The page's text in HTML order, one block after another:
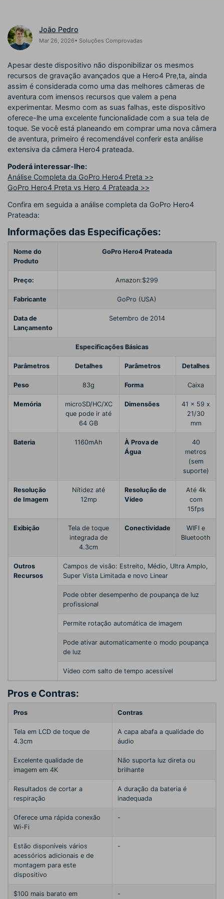
Aprenda os termos técnicos
de edição de vídeo
usuários criam com o Filmora
Hub de Criadores
Mostre sua criatividade
Criadores
Efeitos Especiais DIY
Crie efeitos de vídeo
profissionais por conta própria
Comunidade
Programa de afiliados
Acesse parcerias de nível
Suporte
Saiba mais
João Pedro
Mar 26, 2026• Soluções Comprovadas
Apesar deste dispositivo não disponibilizar os mesmos
recursos de gravação avançados que a Hero4 Pre,ta, ainda
assim é considerada como uma das melhores câmeras de
aventura com imensos recursos que valem a pena
experimentar. Mesmo com as suas falhas, este dispositivo
oferece-lhe uma excelente funcionalidade com a sua tela de
toque. Se você está planeando em comprar uma nova câmera
de aventura, primeiro é recomendável conferir esta análise
extensiva da câmera Hero4 prateada.
Poderá interessar-lhe:
Análise Completa da GoPro Hero4 Preta >>
GoPro Hero4 Preta vs Hero 4 Prateada >>
Confira em seguida a análise completa da GoPro Hero4
Prateada:
Informações das Especificações:
Nome do
Produto
GoPro Hero4 Prateada
Preço: Amazon:$299
Fabricante GoPro (USA)
Data de
Lançamento
Setembro de 2014
Especificações Básicas
Parâmetros Detalhes Parâmetros Detalhes
Peso 83g Forma Caixa
Memória
microSD/HC/XC
que pode ir até
64 GB
Dimensões
41 x 59 x
21/30
mm
Bateria 1160mAh
À Prova de
Água
40
metros
(sem
suporte)
Resolução
de Imagem
Nítidez até
12mp
Resolução de
Vídeo
Até 4k
com
15fps
Exibição
Tela de toque
integrada de
4.3cm
Conectividade
WIFI e
Bluetooth
Outros
Recursos
Campos de visão: Estreito, Médio, Ultra Amplo,
Super Vista Limitada e novo Linear
Pode obter desempenho de poupança de luz
profissional
Permite rotação automática de imagem
Pode ativar automaticamente o modo poupança
de luz
Vídeo com salto de tempo acessível
Pros e Contras:
Pros Contras
Tela em LCD de toque de
4.3cm
A capa abafa a qualidade do
áudio
Excelente qualidade de
imagem em 4K
Não suporta luz direta ou
brilhante
Resultados de cortar a
respiração
A duração da bateria é
inadequada
Oferece uma rápida conexão
Wi-Fi
-
Estão disponíveis vários
acessórios adicionais e de
montagem para este
dispositivo
-
$100 mais barato em -